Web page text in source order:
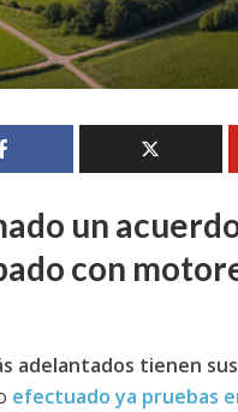
un
con
adelantados tienen
efectuado ya pruebas